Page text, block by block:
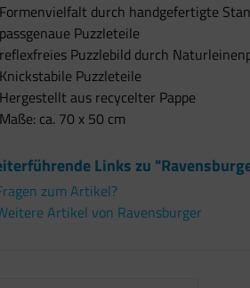
Formenvielfalt durch handgefertigte
passgenaue Puzzleteile
reflexfreies Puzzlebild durch
Knickstabile Puzzleteile
Hergestellt aus recycelter Pappe
Maße: ca. 70 x 50 cm
Links zu
zum Artikel?
Artikel von Ravensburger